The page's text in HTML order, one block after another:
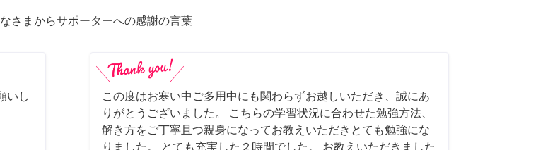
さまからサポーターへの感謝の言葉
いし
この度はお寒い中ご多用中にも関わらずお越しいただき、誠にあ
りがとうございました。 こちらの学習状況に合わせた勉強方法、
解き方をご丁寧且つ親身になってお教えいただきとても勉強にな
りました。 とても充実した２時間でした。 お教えいただきました